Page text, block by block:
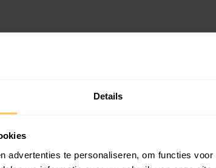
Details
advertenties te personaliseren, om functies
de verandering eens naar zijn hoogte.
dieren geeft het een interessant
dat jouw hoofd en je dierenkoppie op
of liggende foto’s rekening mee